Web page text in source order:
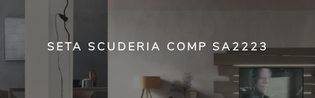
SETA SCUDERIA COMP SA2223